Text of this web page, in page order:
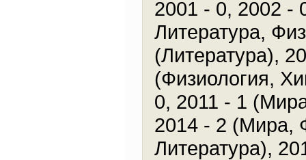
2001 - 0, 2002 -
Литература,
(Литература),
(Физиология,
0, 2011 - 1
2014 - 2 (Мира,
Литература),